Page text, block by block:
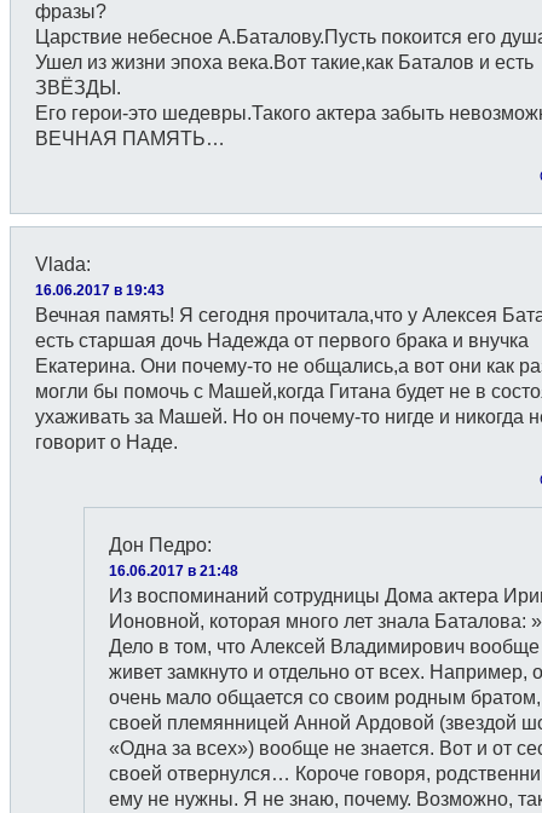
фразы?
Царствие небесное А.Баталову.Пусть покоится его
Ушел из жизни эпоха века.Вот такие,как Баталов и есть
ЗВЁЗДЫ.
Его герои-это шедевры.Такого актера забыть
ВЕЧНАЯ ПАМЯТЬ…
Vlada:
16.06.2017 в 19:43
Вечная память! Я сегодня прочитала,что у Алексея
есть старшая дочь Надежда от первого брака и внучка
Екатерина. Они почему-то не общались,а вот они как
могли бы помочь с Машей,когда Гитана будет не в
ухаживать за Машей. Но он почему-то нигде и никогда
говорит о Наде.
Дон Педро:
16.06.2017 в 21:48
Из воспоминаний сотрудницы Дома актера
Ионовной, которая много лет знала Баталова: »
Дело в том, что Алексей Владимирович вообще
живет замкнуто и отдельно от всех. Например,
очень мало общается со своим родным
своей племянницей Анной Ардовой (звездой
«Одна за всех») вообще не знается. Вот и от
своей отвернулся… Короче говоря,
ему не нужны. Я не знаю, почему. Возможно,